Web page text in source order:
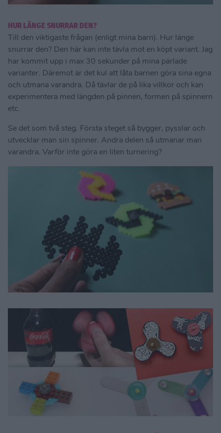
HUR LÄNGE SNURRAR DEN?
Till den viktigaste frågan (enligt mina barn). Hur länge
snurrar den? Den här kan inte tävla mot en köpt variant. Jag
har kommit upp i max 30 sekunder på mina pärlade
varianter. Däremot är det kul att låta barnen göra sina egna
och utmana varandra. Då tävlar de på lika villkor och kan
experimentera med längden på pinnen, formen på spinnern
etc.
Se det som två steg. Första steget så bygger, pysslar och
utvecklar man sin spinner. Andra delen så utmanar man
varandra. Varför inte göra en liten turnering?